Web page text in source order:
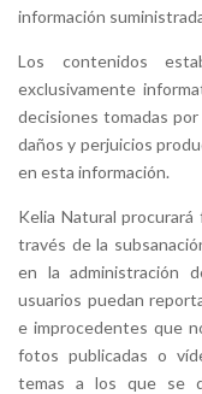
información
Los contenidos
exclusivamente
decisiones tomadas
daños y perjuicios
en esta información.
Kelia Naturalprocurará
través de la
en la administración
usuarios puedan
e improcedentes que
fotos publicadas o
temas a los que se